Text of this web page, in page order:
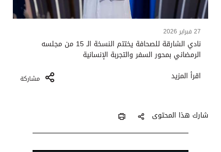
27 فبراير 2026
نادي الشارقة للصحافة يختتم النسخة الـ 15 من مجلسه
الرمضاني بمحور السفر والتجربة الإنسانية
اقرأ المزيد
مشاركة
شارك هذا المحتوى